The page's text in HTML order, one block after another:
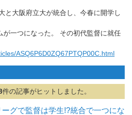
と大阪府立大が統合し、今春に開学し
が一つになった。 その初代監督に就任
ASQ6P6D0ZQ67PTQP00C.html
件の記事がヒットしました。
ーグで監督は学生!?統合で一つにな